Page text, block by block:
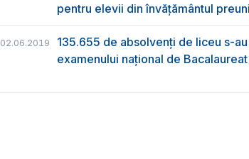
pentru elevii din învățământul
02.06.2019
135.655 de absolvenţi de liceu s-
examenului naţional de